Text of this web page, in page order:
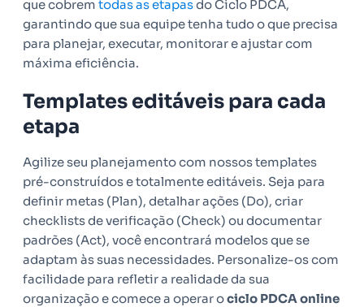
que cobrem todas as etapasdo Ciclo PDCA,
garantindo que sua equipe tenha tudo o que precisa
para planejar, executar, monitorar e ajustar com
máxima eficiência.
Templates editáveis para cada
etapa
Agilize seu planejamento com nossos templates
pré-construídos e totalmente editáveis. Seja para
definir metas (Plan), detalhar ações (Do), criar
checklists de verificação (Check) ou documentar
padrões (Act), você encontrará modelos que se
adaptam às suas necessidades. Personalize-os com
facilidade para refletir a realidade da sua
organização e comece a operar ociclo PDCA online